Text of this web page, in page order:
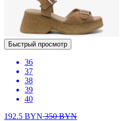
Быстрый просмотр
36
37
38
39
40
192.5 BYN350BYN